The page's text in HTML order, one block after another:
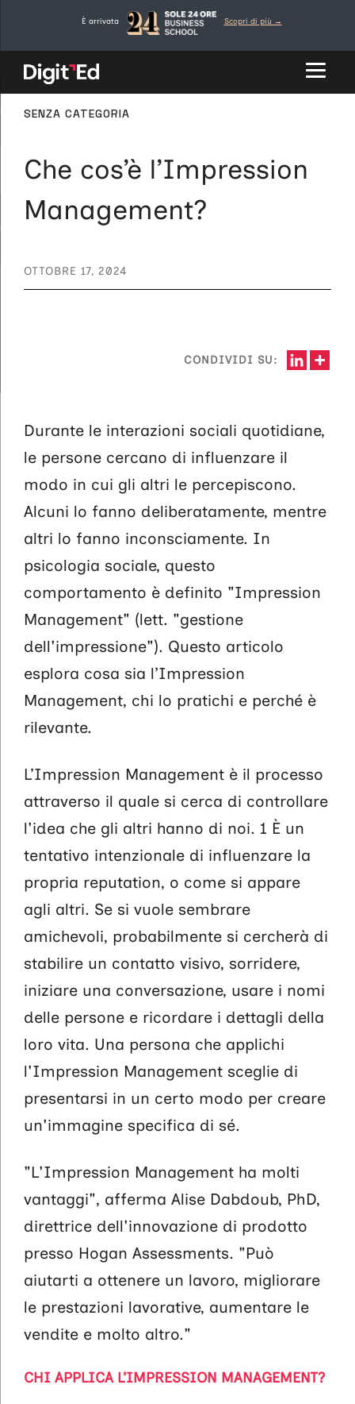
contenuto
È arrivata Scopri di più →
CATEGORIE
SENZA CATEGORIA
Che cos’è l’Impression
Management?
OTTOBRE 17, 2024
CONDIVIDI SU:
Durante le interazioni sociali quotidiane,
le persone cercano di influenzare il
modo in cui gli altri le percepiscono.
Alcuni lo fanno deliberatamente, mentre
altri lo fanno inconsciamente. In
psicologia sociale, questo
comportamento è definito "Impression
Management" (lett. "gestione
dell'impressione"). Questo articolo
esplora cosa sia l’Impression
Management, chi lo pratichi e perché è
rilevante.
L’Impression Management è il processo
attraverso il quale si cerca di controllare
l'idea che gli altri hanno di noi. 1 È un
tentativo intenzionale di influenzare la
propria reputation, o come si appare
agli altri. Se si vuole sembrare
amichevoli, probabilmente si cercherà di
stabilire un contatto visivo, sorridere,
iniziare una conversazione, usare i nomi
delle persone e ricordare i dettagli della
loro vita. Una persona che applichi
l'Impression Management sceglie di
presentarsi in un certo modo per creare
un'immagine specifica di sé.
"L'Impression Management ha molti
vantaggi", afferma Alise Dabdoub, PhD,
direttrice dell'innovazione di prodotto
presso Hogan Assessments. "Può
aiutarti a ottenere un lavoro, migliorare
le prestazioni lavorative, aumentare le
vendite e molto altro."
CHI APPLICA L’IMPRESSION MANAGEMENT?